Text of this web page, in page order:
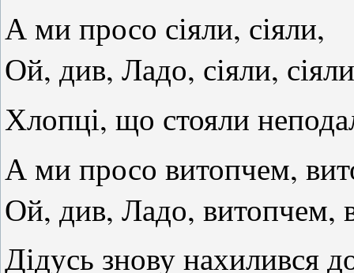
А ми просо сіяли, сіяли,
Ой, див, Ладо, сіяли,
Хлопці, що стояли
А ми просо витопчем,
Ой, див, Ладо, витопчем,
Дідусь знову нахилився